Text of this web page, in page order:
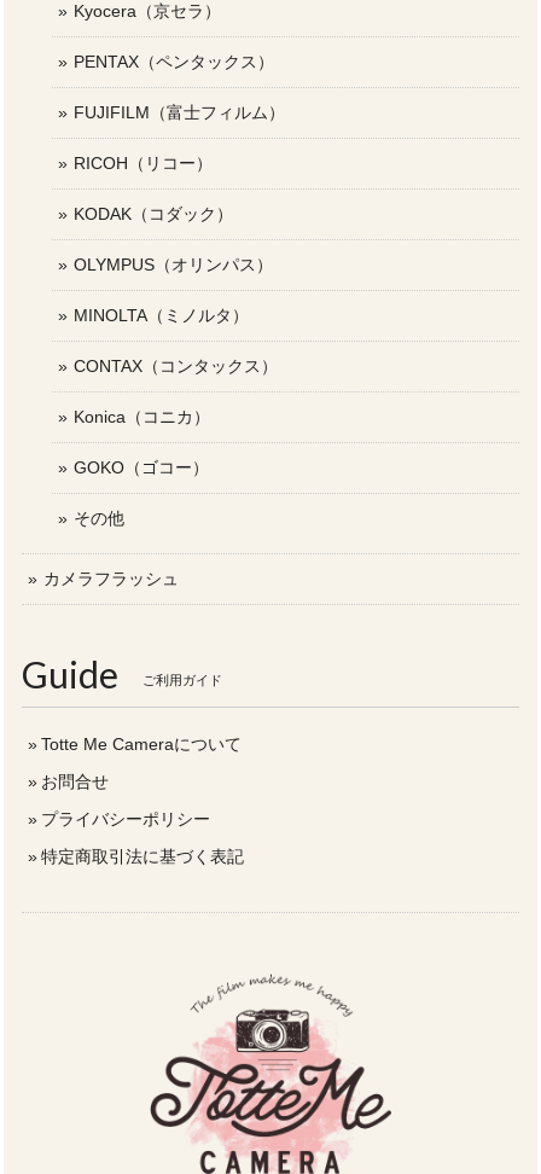
Kyocera（京セラ）
PENTAX（ペンタックス）
FUJIFILM（富士フィルム）
RICOH（リコー）
KODAK（コダック）
OLYMPUS（オリンパス）
MINOLTA（ミノルタ）
CONTAX（コンタックス）
Konica（コニカ）
GOKO（ゴコー）
その他
カメラフラッシュ
Guide ご利用ガイド
Totte Me Cameraについて
お問合せ
プライバシーポリシー
特定商取引法に基づく表記